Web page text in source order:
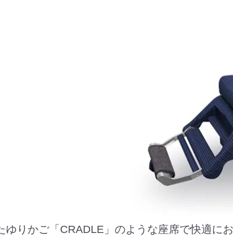
ゆりかご「CRADLE」のような座席で快適に